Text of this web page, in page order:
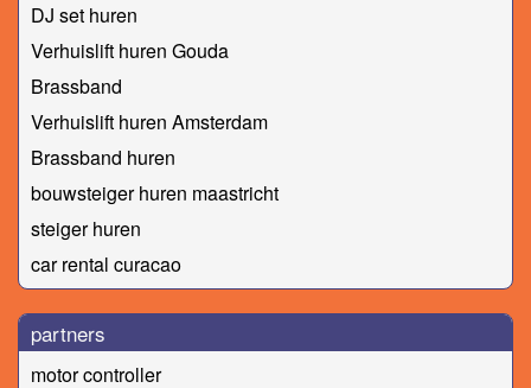
DJ set huren
Verhuislift huren Gouda
Brassband
Verhuislift huren Amsterdam
Brassband huren
bouwsteiger huren maastricht
steiger huren
car rental curacao
partners
motor controller